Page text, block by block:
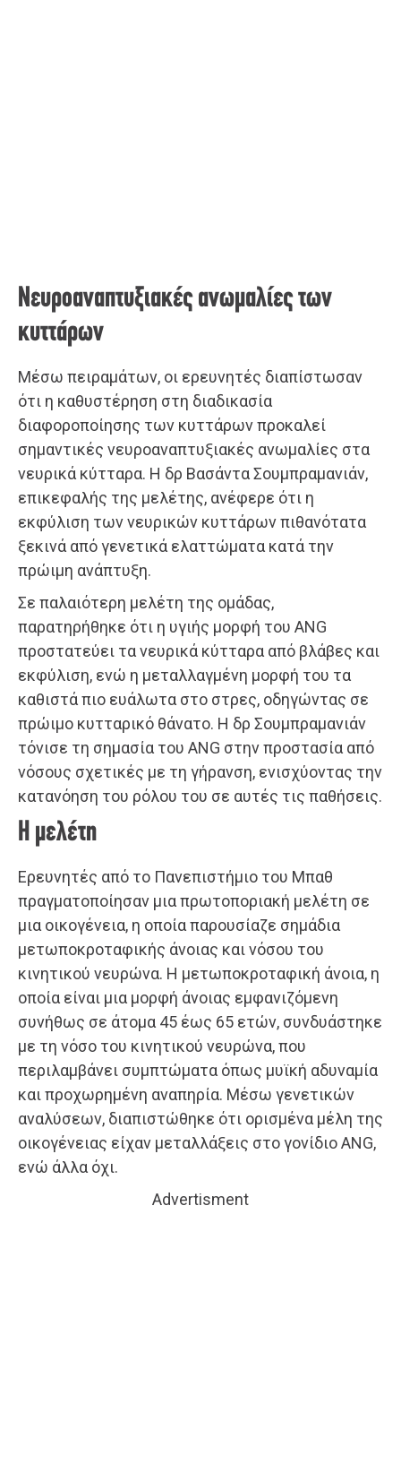
Νευροαναπτυξιακές ανωμαλίες των
κυττάρων
Μέσω πειραμάτων, οι ερευνητές διαπίστωσαν
ότι η καθυστέρηση στη διαδικασία
διαφοροποίησης των κυττάρων προκαλεί
σημαντικές νευροαναπτυξιακές ανωμαλίες στα
νευρικά κύτταρα. Η δρ Βασάντα Σουμπραμανιάν,
επικεφαλής της μελέτης, ανέφερε ότι η
εκφύλιση των νευρικών κυττάρων πιθανότατα
ξεκινά από γενετικά ελαττώματα κατά την
πρώιμη ανάπτυξη.
Σε παλαιότερη μελέτη της ομάδας,
παρατηρήθηκε ότι η υγιής μορφή του ANG
προστατεύει τα νευρικά κύτταρα από βλάβες και
εκφύλιση, ενώ η μεταλλαγμένη μορφή του τα
καθιστά πιο ευάλωτα στο στρες, οδηγώντας σε
πρώιμο κυτταρικό θάνατο. Η δρ Σουμπραμανιάν
τόνισε τη σημασία του ANG στην προστασία από
νόσους σχετικές με τη γήρανση, ενισχύοντας την
κατανόηση του ρόλου του σε αυτές τις παθήσεις.
H μελέτη
Ερευνητές από το Πανεπιστήμιο του Μπαθ
πραγματοποίησαν μια πρωτοποριακή μελέτη σε
μια οικογένεια, η οποία παρουσίαζε σημάδια
μετωποκροταφικής άνοιας και νόσου του
κινητικού νευρώνα. Η μετωποκροταφική άνοια, η
οποία είναι μια μορφή άνοιας εμφανιζόμενη
συνήθως σε άτομα 45 έως 65 ετών, συνδυάστηκε
με τη νόσο του κινητικού νευρώνα, που
περιλαμβάνει συμπτώματα όπως μυϊκή αδυναμία
και προχωρημένη αναπηρία. Μέσω γενετικών
αναλύσεων, διαπιστώθηκε ότι ορισμένα μέλη της
οικογένειας είχαν μεταλλάξεις στο γονίδιο ANG,
ενώ άλλα όχι.
Advertisment